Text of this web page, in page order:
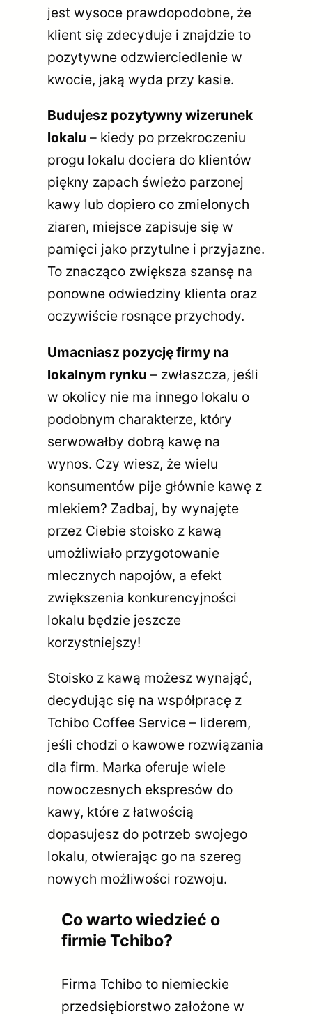
jest wysoce prawdopodobne, że
klient się zdecyduje i znajdzie to
pozytywne odzwierciedlenie w
kwocie, jaką wyda przy kasie.
Budujesz pozytywny wizerunek
lokalu – kiedy po przekroczeniu
progu lokalu dociera do klientów
piękny zapach świeżo parzonej
kawy lub dopiero co zmielonych
ziaren, miejsce zapisuje się w
pamięci jako przytulne i przyjazne.
To znacząco zwiększa szansę na
ponowne odwiedziny klienta oraz
oczywiście rosnące przychody.
Umacniasz pozycję firmy na
lokalnym rynku – zwłaszcza, jeśli
w okolicy nie ma innego lokalu o
podobnym charakterze, który
serwowałby dobrą kawę na
wynos. Czy wiesz, że wielu
konsumentów pije głównie kawę z
mlekiem? Zadbaj, by wynajęte
przez Ciebie stoisko z kawą
umożliwiało przygotowanie
mlecznych napojów, a efekt
zwiększenia konkurencyjności
lokalu będzie jeszcze
korzystniejszy!
Stoisko z kawą możesz wynająć,
decydując się na współpracę z
Tchibo Coffee Service – liderem,
jeśli chodzi o kawowe rozwiązania
dla firm. Marka oferuje wiele
nowoczesnych ekspresów do
kawy, które z łatwością
dopasujesz do potrzeb swojego
lokalu, otwierając go na szereg
nowych możliwości rozwoju.
Co warto wiedzieć o
firmie Tchibo?
Firma Tchibo to niemieckie
przedsiębiorstwo założone w